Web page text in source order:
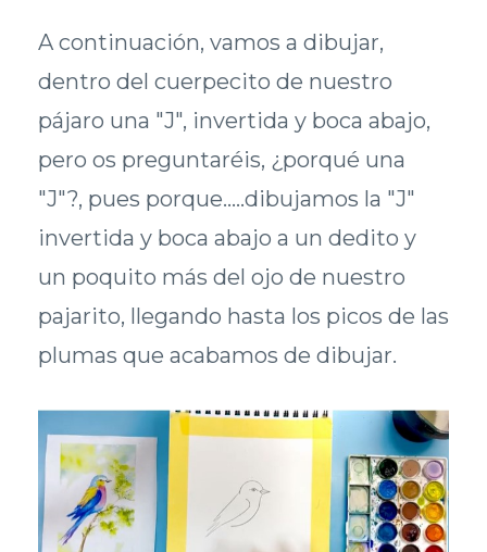
A continuación, vamos a dibujar,
dentro del cuerpecito de nuestro
pájaro una "J", invertida y boca abajo,
pero os preguntaréis, ¿porqué una
"J"?, pues porque.....dibujamos la "J"
invertida y boca abajo a un dedito y
un poquito más del ojo de nuestro
pajarito, llegando hasta los picos de las
plumas que acabamos de dibujar.